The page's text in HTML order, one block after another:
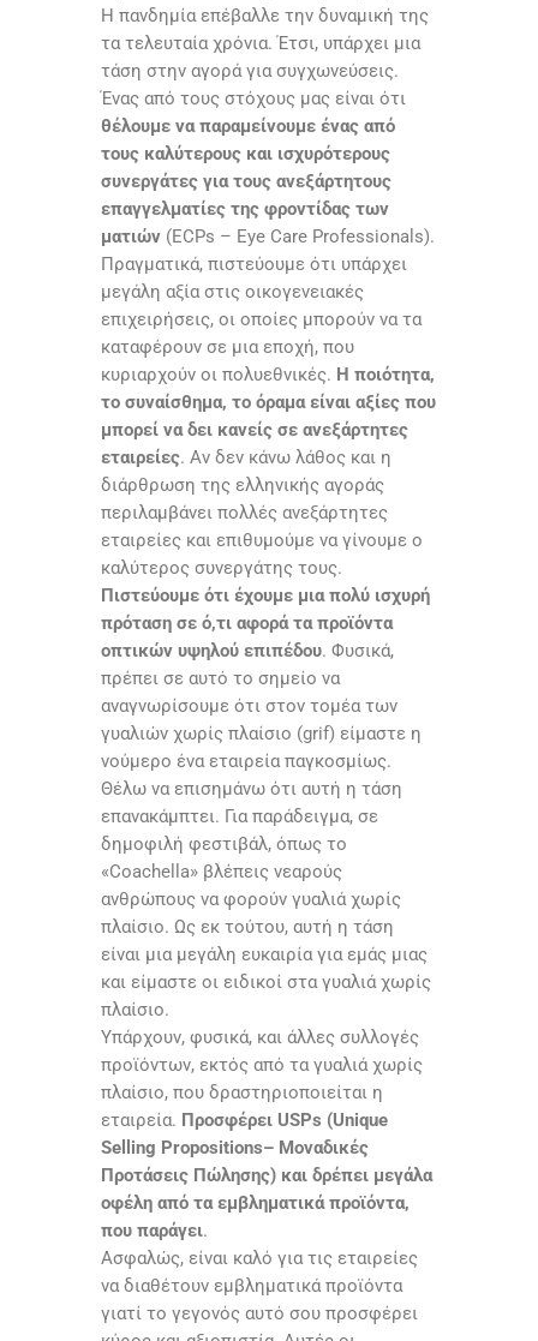
Η πανδημία επέβαλλε την δυναμική της
τα τελευταία χρόνια. Έτσι, υπάρχει μια
τάση στην αγορά για συγχωνεύσεις.
Ένας από τους στόχους μας είναι ότι
θέλουμε να παραμείνουμε ένας από
τους καλύτερους και ισχυρότερους
συνεργάτες για τους ανεξάρτητους
επαγγελματίες της φροντίδας των
ματιών (ECPs – Eye Care Professionals).
Πραγματικά, πιστεύουμε ότι υπάρχει
μεγάλη αξία στις οικογενειακές
επιχειρήσεις, οι οποίες μπορούν να τα
καταφέρουν σε μια εποχή, που
κυριαρχούν οι πολυεθνικές. Η ποιότητα,
το συναίσθημα, το όραμα είναι αξίες που
μπορεί να δει κανείς σε ανεξάρτητες
εταιρείες. Αν δεν κάνω λάθος και η
διάρθρωση της ελληνικής αγοράς
περιλαμβάνει πολλές ανεξάρτητες
εταιρείες και επιθυμούμε να γίνουμε ο
καλύτερος συνεργάτης τους.
Πιστεύουμε ότι έχουμε μια πολύ ισχυρή
πρόταση σε ό,τι αφορά τα προϊόντα
οπτικών υψηλού επιπέδου. Φυσικά,
πρέπει σε αυτό το σημείο να
αναγνωρίσουμε ότι στον τομέα των
γυαλιών χωρίς πλαίσιο (grif) είμαστε η
νούμερο ένα εταιρεία παγκοσμίως.
Θέλω να επισημάνω ότι αυτή η τάση
επανακάμπτει. Για παράδειγμα, σε
δημοφιλή φεστιβάλ, όπως το
«Coachella» βλέπεις νεαρούς
ανθρώπους να φορούν γυαλιά χωρίς
πλαίσιο. Ως εκ τούτου, αυτή η τάση
είναι μια μεγάλη ευκαιρία για εμάς μιας
και είμαστε οι ειδικοί στα γυαλιά χωρίς
πλαίσιο.
Υπάρχουν, φυσικά, και άλλες συλλογές
προϊόντων, εκτός από τα γυαλιά χωρίς
πλαίσιο, που δραστηριοποιείται η
εταιρεία. Προσφέρει USPs (Unique
Selling Propositions– Μοναδικές
Προτάσεις Πώλησης) και δρέπει μεγάλα
οφέλη από τα εμβληματικά προϊόντα,
που παράγει.
Ασφαλώς, είναι καλό για τις εταιρείες
να διαθέτουν εμβληματικά προϊόντα
γιατί το γεγονός αυτό σου προσφέρει